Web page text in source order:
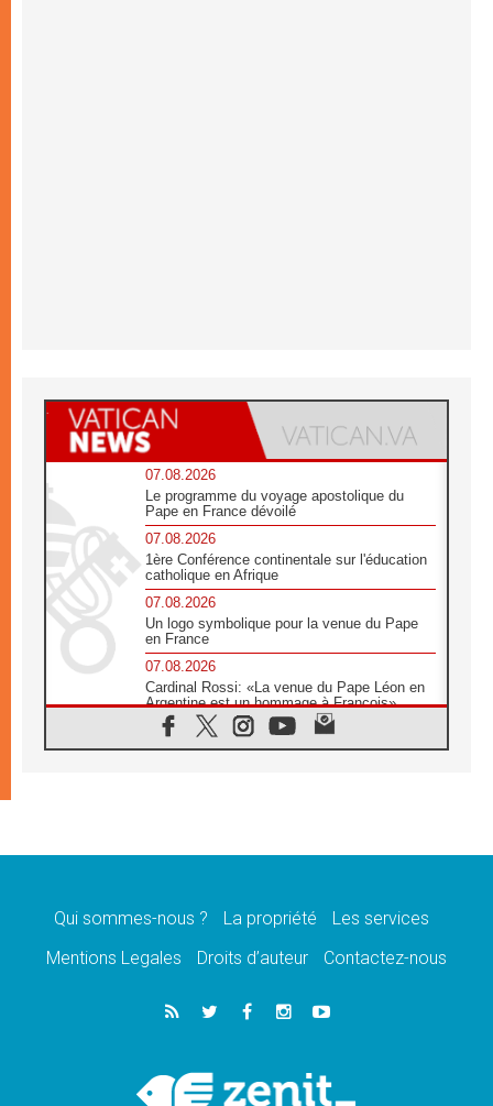
07.08.2026
Le programme du voyage apostolique du
Pape en France dévoilé
07.08.2026
1ère Conférence continentale sur l'éducation
catholique en Afrique
07.08.2026
Un logo symbolique pour la venue du Pape
en France
07.08.2026
Cardinal Rossi: «La venue du Pape Léon en
Argentine est un hommage à François»
07.08.2026
Hiroshima et Nagasaki, 81 ans après,
pour relever les «défis urgents»
À Sainte-Marie-Majeure, la grâce de Dieu
06.08.2026
Léon XIV aux jeunes d'Assise: «l'Europe et
06.08.2026
À Assise, le cardinal Pizzaballa affirme que
Qui sommes-nous ? La propriété
Les services
Mentions Legales
Droits d’auteur Contactez-nous